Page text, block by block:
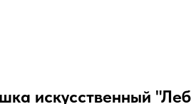
искусственный